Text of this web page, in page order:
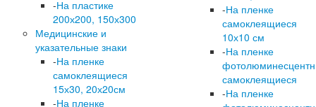
-На пластике
200х200, 150х300
Медицинские и
указательные знаки
-На пленке
самоклеящиеся
15х30, 20х20см
-На пленке
-На пленке
самоклеящиеся
10х10 см
-На пленке
самоклеящиеся
-На пленке